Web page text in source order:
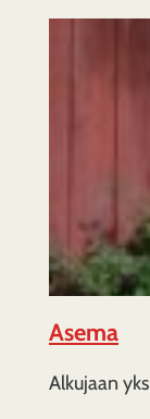
Asema
Alkujaan